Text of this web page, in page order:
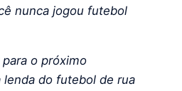
nunca jogou futebol
o próximo
do futebol de rua